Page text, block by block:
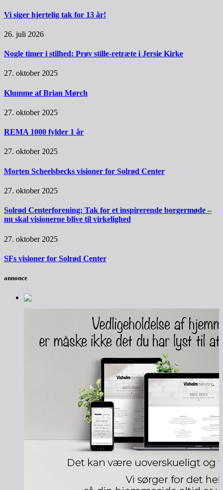
Vi siger hjertelig tak for 13 år!
26. juli 2026
Nogle timer i stilhed: Prøv stille-retræte i Jersie Kirke
27. oktober 2025
Klumme af Brian Mørch
27. oktober 2025
REMA 1000 fylder 1 år
27. oktober 2025
Morten Scheelsbecks visioner for Solrød Center
27. oktober 2025
Solrød Centerforening: Tak for et inspirerende borgermøde –
nu skal visionerne blive til virkelighed
27. oktober 2025
SFs visioner for Solrød Center
annonce